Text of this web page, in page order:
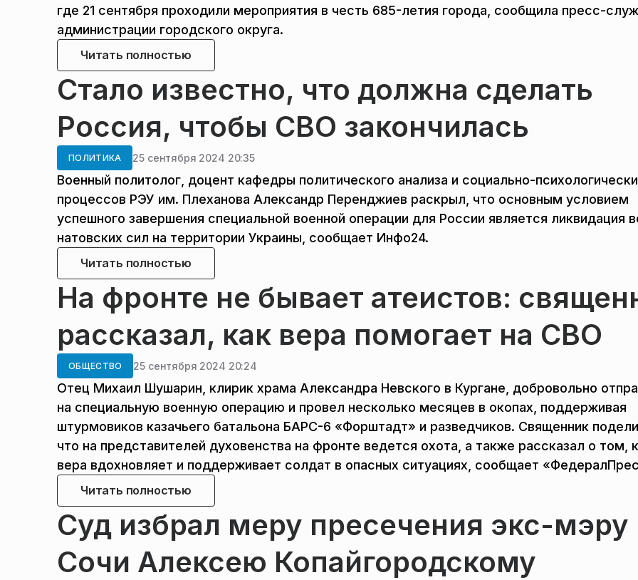
где 21 сентября проходили мероприятия в честь 685-летия города, сообщила пресс-
администрации городского округа.
Читать полностью
Стало известно, что должна сделать
Россия, чтобы СВО закончилась
ПОЛИТИКА 25 сентября 2024 20:35
Военный политолог, доцент кафедры политического анализа и социально-
процессов РЭУ им. Плеханова Александр Перенджиев раскрыл, что основным условием
успешного завершения специальной военной операции для России является ликвидация
натовских сил на территории Украины, сообщает Инфо24.
Читать полностью
На фронте не бывает атеистов:
рассказал, как вера помогает на СВО
ОБЩЕСТВО 25 сентября 2024 20:24
Отец Михаил Шушарин, клирик храма Александра Невского в Кургане, добровольно
на специальную военную операцию и провел несколько месяцев в окопах, поддерживая
штурмовиков казачьего батальона БАРС-6 «Форштадт» и разведчиков. Священник
что на представителей духовенства на фронте ведется охота, а также рассказал о том,
вера вдохновляет и поддерживает солдат в опасных ситуациях, сообщает
Читать полностью
Суд избрал меру пресечения экс-мэру
Сочи Алексею Копайгородскому